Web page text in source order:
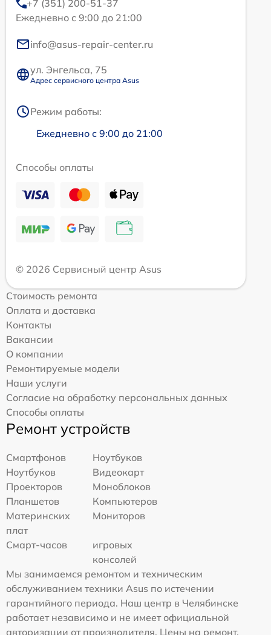
+7 (351) 200-51-37
Ежедневно с 9:00 до 21:00
info@asus-repair-center.ru
ул. Энгельса, 75
Адрес сервисного центра Asus
Режим работы:
Ежедневно с 9:00 до 21:00
Способы оплаты
© 2026 Сервисный центр Asus
Стоимость ремонта
Оплата и доставка
Контакты
Вакансии
О компании
Ремонтируемые модели
Наши услуги
Согласие на обработку персональных данных
Способы оплаты
Ремонт устройств
Смартфонов
Ноутбуков
Ноутбуков
Видеокарт
Проекторов
Моноблоков
Планшетов
Компьютеров
Материнских
плат
Мониторов
Смарт-часов
игровых
консолей
Мы занимаемся ремонтом и техническим
обслуживанием техники Asus по истечении
гарантийного периода. Наш центр в Челябинске
работает независимо и не имеет официальной
авторизации от производителя. Цены на ремонт,